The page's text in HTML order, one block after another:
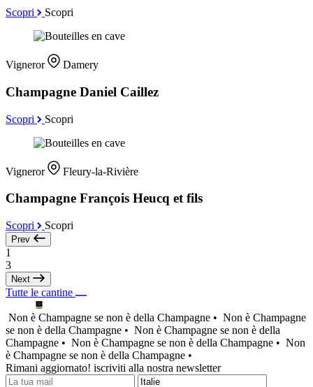
Scopri Scopri
Vigneror Damery
Champagne Daniel Caillez
Scopri Scopri
Vigneror Fleury-la-Rivière
Champagne François Heucq et fils
Scopri Scopri
Prev
1
3
Next
Tutte le cantine
Non è Champagne se non è della Champagne • Non è Champagne
se non è della Champagne • Non è Champagne se non è della
Champagne • Non è Champagne se non è della Champagne • Non
è Champagne se non è della Champagne •
Rimani aggiornato! iscriviti alla nostra newsletter